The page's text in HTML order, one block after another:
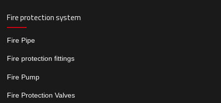
Fire protection system
Fire Pipe
Fire protection fittings
Fire Pump
Fire Protection Valves